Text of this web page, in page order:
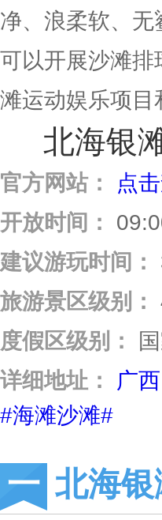
净、浪柔软、无
可以开展沙滩
滩运动娱乐项
北海银
官方网站：
点
开放时间：
建议游玩时间：
旅游景区级别：
度假区级别：
详细地址：
广西
#海滩沙滩#
北海